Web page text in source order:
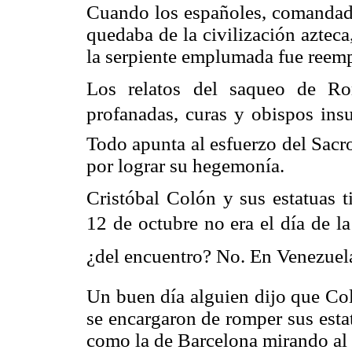
Cuando los españoles,
quedaba de la civilización
la serpiente emplumada fue
Los relatos del saqueo de
profanadas, curas y obispos
Todo apunta al esfuerzo del
por lograr su hegemonía.
Cristóbal Colón y sus estatuas
12 de octubre no era el día de
¿del encuentro? No. En
Un buen día alguien dijo que
se encargaron de romper sus
como la de Barcelona mirando